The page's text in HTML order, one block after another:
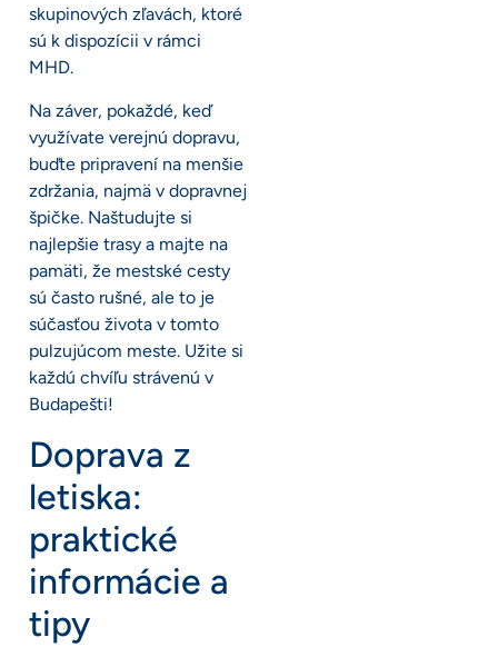
skupinových zľavách, ktoré
sú k dispozícii v rámci
MHD.
Na záver, pokaždé, keď
využívate verejnú dopravu,
buďte pripravení na menšie
zdržania, najmä v dopravnej
špičke. Naštudujte si
najlepšie trasy a majte na
pamäti, že mestské cesty
sú často rušné, ale to je
súčasťou života v tomto
pulzujúcom meste. Užite si
každú chvíľu strávenú v
Budapešti!
Doprava z
letiska:
praktické
informácie a
tipy